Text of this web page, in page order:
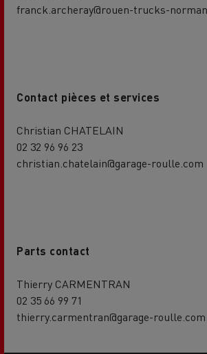
franck.archeray@rouen-trucks-
Contact pièces et services
Christian CHATELAIN
02 32 96 96 23
christian.chatelain@garage-roulle.com
Parts contact
Thierry CARMENTRAN
02 35 66 99 71
thierry.carmentran@garage-roulle.com